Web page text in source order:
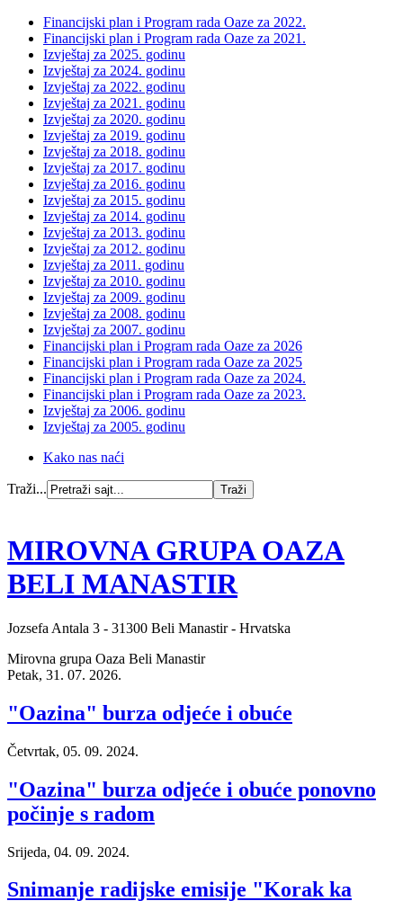
Financijski plan i Program rada Oaze za 2022.
Financijski plan i Program rada Oaze za 2021.
Izvještaj za 2025. godinu
Izvještaj za 2024. godinu
Izvještaj za 2022. godinu
Izvještaj za 2021. godinu
Izvještaj za 2020. godinu
Izvještaj za 2019. godinu
Izvještaj za 2018. godinu
Izvještaj za 2017. godinu
Izvještaj za 2016. godinu
Izvještaj za 2015. godinu
Izvještaj za 2014. godinu
Izvještaj za 2013. godinu
Izvještaj za 2012. godinu
Izvještaj za 2011. godinu
Izvještaj za 2010. godinu
Izvještaj za 2009. godinu
Izvještaj za 2008. godinu
Izvještaj za 2007. godinu
Financijski plan i Program rada Oaze za 2026
Financijski plan i Program rada Oaze za 2025
Financijski plan i Program rada Oaze za 2024.
Financijski plan i Program rada Oaze za 2023.
Izvještaj za 2006. godinu
Izvještaj za 2005. godinu
Kako nas naći
Traži...
MIROVNA GRUPA OAZA
BELI MANASTIR
Jozsefa Antala 3 - 31300 Beli Manastir - Hrvatska
Mirovna grupa Oaza Beli Manastir
Petak, 31. 07. 2026.
"Oazina" burza odjeće i obuće
Četvrtak, 05. 09. 2024.
"Oazina" burza odjeće i obuće ponovno
počinje s radom
Srijeda, 04. 09. 2024.
Snimanje radijske emisije "Korak ka